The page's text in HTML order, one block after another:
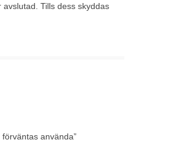
Tills dess skyddas
använda”